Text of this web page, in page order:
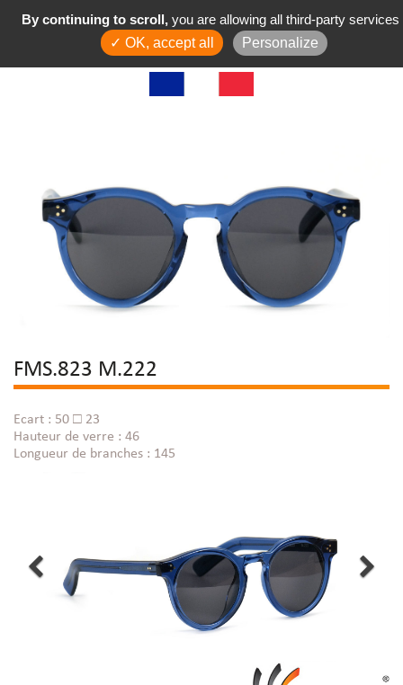
FMS.823 M.222
Ecart : 50 □ 23
Hauteur de verre : 46
Longueur de branches : 145
By continuing to scroll, you are allowing all third-party services
✓ OK, accept all
Personalize